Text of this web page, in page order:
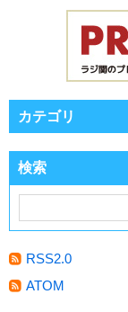
カテゴリ
検索
RSS2.0
ATOM